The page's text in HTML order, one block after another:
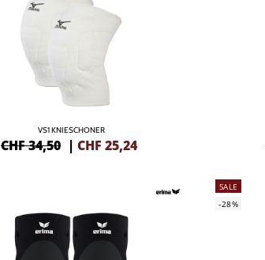
VS1 KNIESCHONER
CHF 34,50 | CHF 25,24
SALE
-28%